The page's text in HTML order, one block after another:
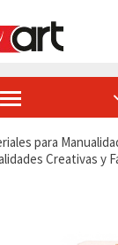
para
Creativas y